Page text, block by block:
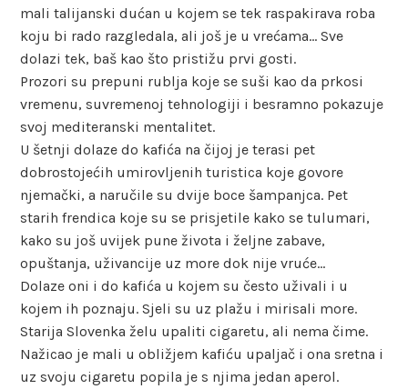
mali talijanski dućan u kojem se tek raspakirava roba
koju bi rado razgledala, ali još je u vrećama… Sve
dolazi tek, baš kao što pristižu prvi gosti.
Prozori su prepuni rublja koje se suši kao da prkosi
vremenu, suvremenoj tehnologiji i besramno pokazuje
svoj mediteranski mentalitet.
U šetnji dolaze do kafića na čijoj je terasi pet
dobrostojećih umirovljenih turistica koje govore
njemački, a naručile su dvije boce šampanjca. Pet
starih frendica koje su se prisjetile kako se tulumari,
kako su još uvijek pune života i željne zabave,
opuštanja, uživancije uz more dok nije vruće…
Dolaze oni i do kafića u kojem su često uživali i u
kojem ih poznaju. Sjeli su uz plažu i mirisali more.
Starija Slovenka želu upaliti cigaretu, ali nema čime.
Nažicao je mali u obližjem kafiću upaljač i ona sretna i
uz svoju cigaretu popila je s njima jedan aperol.